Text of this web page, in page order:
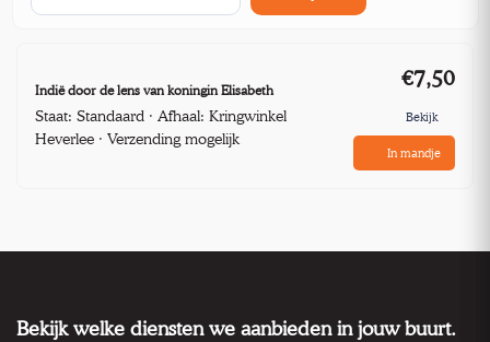
Indië door de lens van koningin Elisabeth
Staat: Standaard · Afhaal: Kringwinkel
Heverlee · Verzending mogelijk
€7,50
Bekijk
In mandje
Bekijk welke diensten we aanbieden in jouw buurt.